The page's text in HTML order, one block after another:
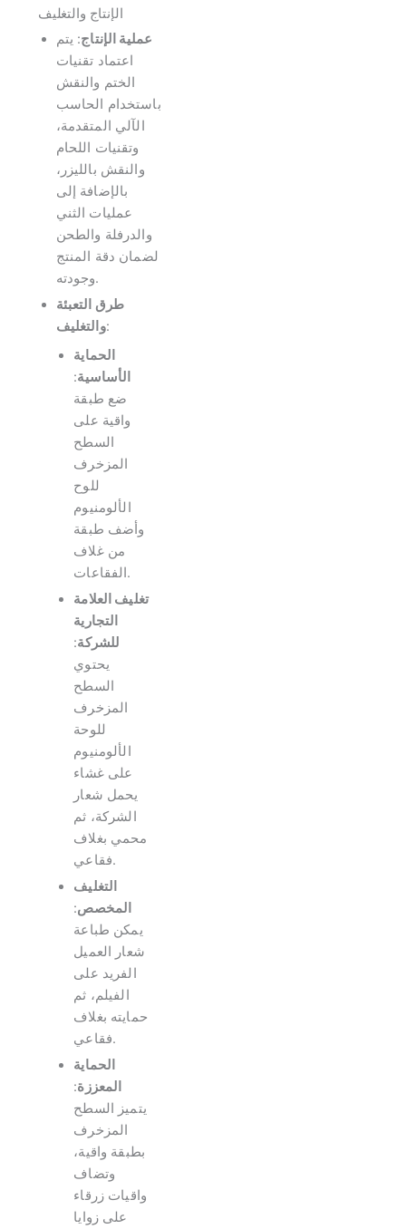
الإنتاج والتغليف
عملية الإنتاج: يتم
اعتماد تقنيات
الختم والنقش
باستخدام الحاسب
الآلي المتقدمة،
وتقنيات اللحام
والنقش بالليزر،
بالإضافة إلى
عمليات الثني
والدرفلة والطحن
لضمان دقة المنتج
وجودته.
طرق التعبئة
والتغليف:
الحماية
الأساسية:
ضع طبقة
واقية على
السطح
المزخرف
للوح
الألومنيوم
وأضف طبقة
من غلاف
الفقاعات.
تغليف العلامة
التجارية
للشركة:
يحتوي
السطح
المزخرف
للوحة
الألومنيوم
على غشاء
يحمل شعار
الشركة، ثم
محمي بغلاف
فقاعي.
التغليف
المخصص:
يمكن طباعة
شعار العميل
الفريد على
الفيلم، ثم
حمايته بغلاف
فقاعي.
الحماية
المعززة:
يتميز السطح
المزخرف
بطبقة واقية،
وتضاف
واقيات زرقاء
على زوايا